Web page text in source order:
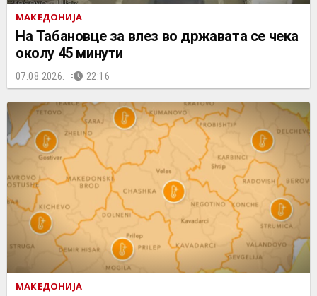
МАКЕДОНИЈА
На Табановце за влез во државата се чека
околу 45 минути
07.08.2026. 22:16
МАКЕДОНИЈА